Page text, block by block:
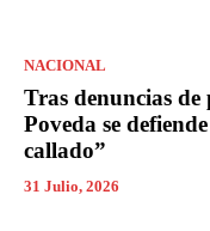
NACIONAL
Tras denuncias de
Poveda se
callado”
31 Julio, 2026